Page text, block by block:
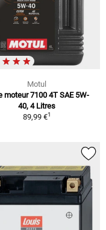
Motul
moteur 7100 4T SAE 5W-
40, 4 Litres
89,99 €1